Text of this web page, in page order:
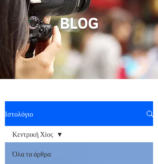
BLOG
Ιστολόγιο
Όλα τα άρθρα
Κεντρική Χίος